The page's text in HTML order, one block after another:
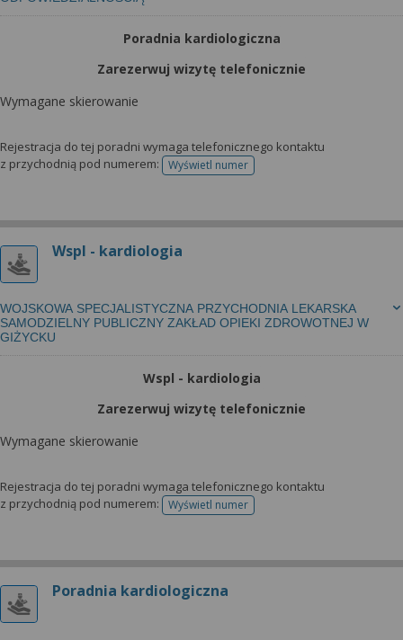
Poradnia kardiologiczna
Zarezerwuj wizytę telefonicznie
Wymagane skierowanie
Rejestracja do tej poradni wymaga telefonicznego kontaktu
z przychodnią pod numerem:
Wyświetl numertelefonu do rejestracji
Wspl - kardiologia
WOJSKOWA SPECJALISTYCZNA PRZYCHODNIA LEKARSKA
SAMODZIELNY PUBLICZNY ZAKŁAD OPIEKI ZDROWOTNEJ W
GIŻYCKU
Wspl - kardiologia
Zarezerwuj wizytę telefonicznie
Wymagane skierowanie
Rejestracja do tej poradni wymaga telefonicznego kontaktu
z przychodnią pod numerem:
Wyświetl numertelefonu do rejestracji
Poradnia kardiologiczna
możesz też wycofać zgodę na przetwarzanie Twoich
danych tylko w niektórych celach. Jeżeli chcesz
dowiedzieć się więcej lub chcesz przeprowadzić
za pomocą „Ustawień zaawansowanych”.
Więcej informacji na temat wykorzystywania
narzędzi zewnętrznych w naszym serwisie
znajdziesz w Regulaminie Serwisu.